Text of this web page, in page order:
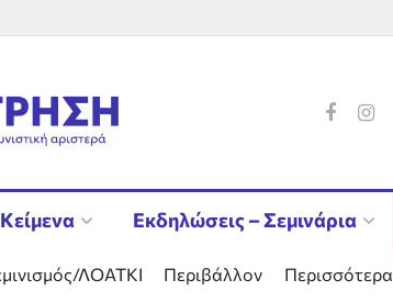
Εκδηλώσεις – Σεμινάρια
ΛΟΑΤΚΙ Περιβάλλον Περισσότερα